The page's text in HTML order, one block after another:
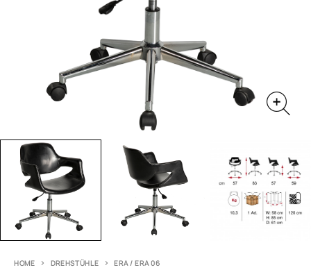
HOME DREHSTÜHLE ERA / ERA 06